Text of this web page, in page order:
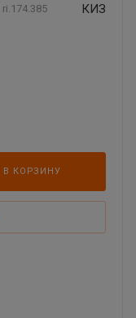
ri.174.385 КИЗ
В КОРЗИНУ